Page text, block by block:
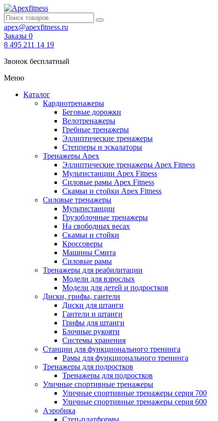
apex@apexfitness.ru
Заказы 0
8 495 211 14 19
Звонок бесплатный
Меню
Каталог
Кардиотренажеры
Беговые дорожки
Велотренажеры
Гребные тренажеры
Эллиптические тренажеры
Степперы и эскалаторы
Тренажеры Apex
Эллиптические тренажеры Apex Fitness
Мультистанции Apex Fitness
Силовые рамы Apex Fitness
Скамьи и стойки Apex Fitness
Силовые тренажеры
Мультистанции
Грузоблочные тренажеры
На свободных весах
Скамьи и стойки
Кроссоверы
Машины Смита
Силовые рамы
Тренажеры для реабилитации
Модели для взрослых
Модели для детей и подростков
Диски, грифы, гантели
Диски для штанги
Гантели и штанги
Грифы для штанги
Блочные рукояти
Системы хранения
Станции для функционального тренинга
Рамы для функционального тренинга
Тренажеры для подростков
Тренажеры для подростков
Уличные спортивные тренажеры
Уличные спортивные тренажеры серия 700
Уличные спортивные тренажеры серия 600
Аэробика
Степ-платформы